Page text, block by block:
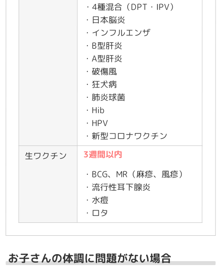
・4種混合（DPT・IPV）
・日本脳炎
・インフルエンザ
・B型肝炎
・A型肝炎
・破傷風
・狂犬病
・肺炎球菌
・Hib
・HPV
・新型コロナワクチン
生ワクチン 3週間以内
・BCG、MR（麻疹、風疹）
・流行性耳下腺炎
・水痘
・ロタ
お子さんの体調に問題がない場合